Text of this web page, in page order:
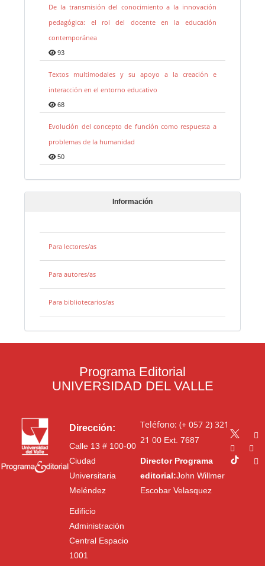
De la transmisión del conocimiento a la innovación
pedagógica: el rol del docente en la educación
contemporánea
93
Textos multimodales y su apoyo a la creación e
interacción en el entorno educativo
68
Evolución del concepto de función como respuesta a
problemas de la humanidad
50
Información
Para lectores/as
Para autores/as
Para bibliotecarios/as
Programa Editorial
UNIVERSIDAD DEL VALLE
Dirección:
Calle 13 # 100-00
Ciudad
Universitaria
Meléndez
Edificio
Administración
Central Espacio
1001
Teléfono: (+ 057 2) 321
21 00Ext. 7687
Director Programa
editorial:John Willmer
Escobar Velasquez